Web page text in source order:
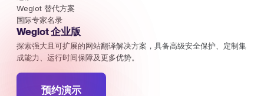
Weglot 替代方案
国际专家名录
Weglot 企业版
探索强大且可扩展的网站翻译解决方案，具备高级安全保护、定制集
成能力、运行时间保障及更多优势。
预约演示